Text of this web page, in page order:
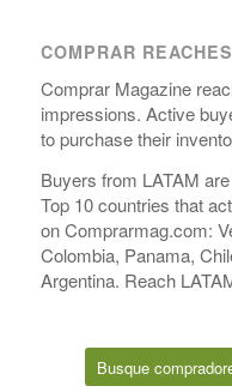
COMPRAR
Comprar Magazine
impressions. Active
to purchase their
Buyers from LATAM
Top 10 countries that
on Comprarmag.com:
Colombia, Panama,
Argentina. Reach
Busque